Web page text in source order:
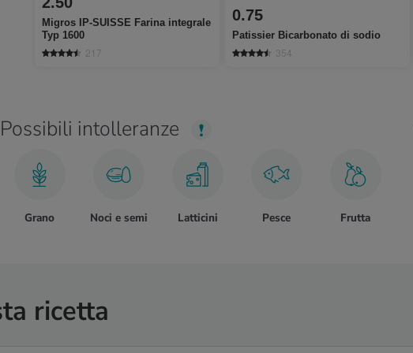
Migros IP-SUISSE Farina integrale
Typ 1600
217
0.75
Patissier Bicarbonato di sodio
354
Possibili intolleranze
Grano Noci e semi Latticini Pesce Frutta
ricetta